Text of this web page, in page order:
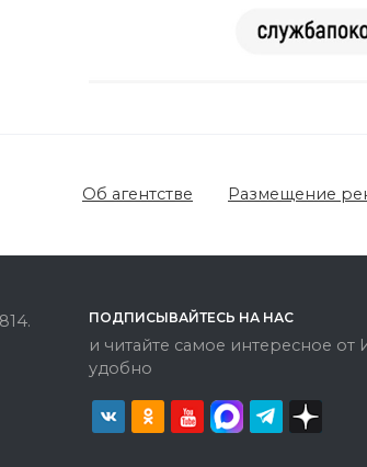
Об агентстве Размещение
ПОДПИСЫВАЙТЕСЬ НА НАС
и читайте самое интересное от
удобно